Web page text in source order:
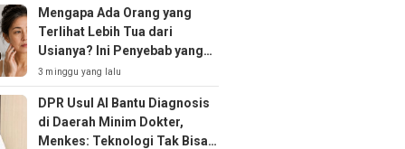
Mengapa Ada Orang yang
Terlihat Lebih Tua dari
Usianya? Ini Penyebab yang
Jarang Disadari
3 minggu yang lalu
DPR Usul AI Bantu Diagnosis
di Daerah Minim Dokter,
Menkes: Teknologi Tak Bisa